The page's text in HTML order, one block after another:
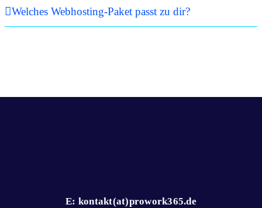
Welches Webhosting-Paket passt zu dir?
E: kontakt(at)prowork365.de